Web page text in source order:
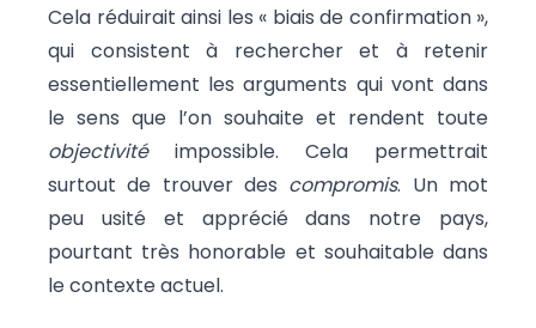
Cela réduirait ainsi les « biais de confirmation »,
qui consistent à rechercher et à retenir
essentiellement les arguments qui vont dans
le sens que l’on souhaite et rendent toute
objectivitéimpossible. Cela permettrait
surtout de trouver des compromis. Un mot
peu usité et apprécié dans notre pays,
pourtant très honorable et souhaitable dans
le contexte actuel.